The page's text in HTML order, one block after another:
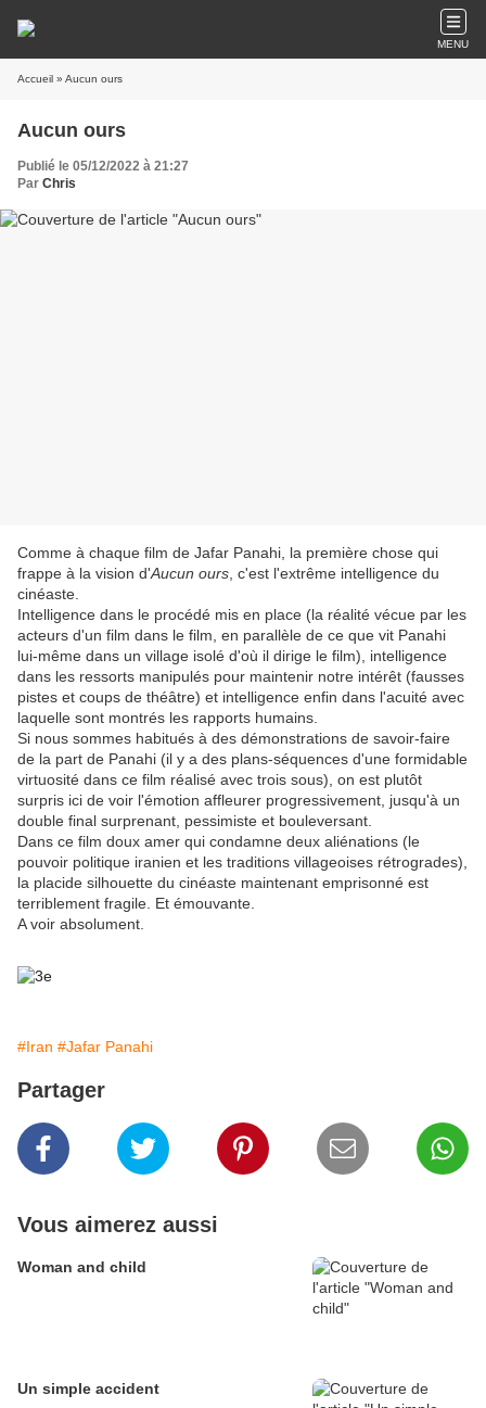
MENU
Accueil » Aucun ours
Aucun ours
Publié le 05/12/2022 à 21:27
Par Chris
Comme à chaque film de Jafar Panahi, la première chose qui
frappe à la vision d'Aucun ours , c'est l'extrême intelligence du
cinéaste.
Intelligence dans le procédé mis en place (la réalité vécue par les
acteurs d'un film dans le film, en parallèle de ce que vit Panahi
lui-même dans un village isolé d'où il dirige le film), intelligence
dans les ressorts manipulés pour maintenir notre intérêt (fausses
pistes et coups de théâtre) et intelligence enfin dans l'acuité avec
laquelle sont montrés les rapports humains.
Si nous sommes habitués à des démonstrations de savoir-faire
de la part de Panahi (il y a des plans-séquences d'une formidable
virtuosité dans ce film réalisé avec trois sous), on est plutôt
surpris ici de voir l'émotion affleurer progressivement, jusqu'à un
double final surprenant, pessimiste et bouleversant.
Dans ce film doux amer qui condamne deux aliénations (le
pouvoir politique iranien et les traditions villageoises rétrogrades),
la placide silhouette du cinéaste maintenant emprisonné est
terriblement fragile. Et émouvante.
A voir absolument.
#Iran #Jafar Panahi
Partager
Vous aimerez aussi
Woman and child
Un simple accident